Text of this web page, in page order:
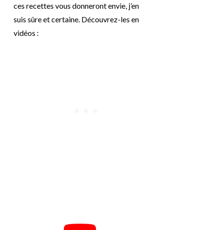
ces recettes vous donneront envie, j’en
suis sûre et certaine. Découvrez-les en
vidéos :